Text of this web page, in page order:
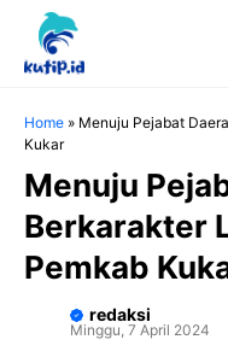
Langsung
Home » Menuju Pejabat
Kukar
Menuju
Berkarakter
Pemkab
redaksi
Minggu, 7 April 2024